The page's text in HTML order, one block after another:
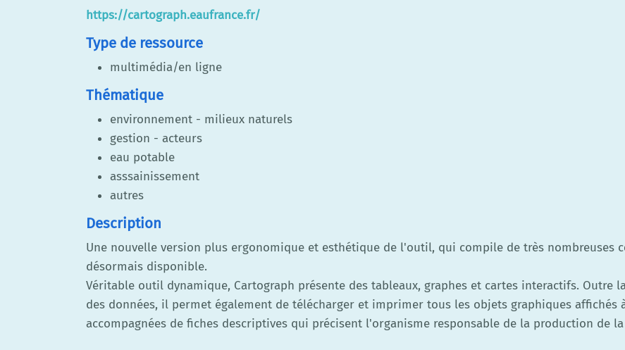
https://cartograph.eaufrance.fr/
Type de ressource
multimédia/en ligne
Thématique
environnement - milieux naturels
gestion - acteurs
eau potable
asssainissement
autres
Description
Une nouvelle version plus ergonomique et esthétique de l'outil, qui compile de très nombreuses
désormais disponible.
Véritable outil dynamique, Cartograph présente des tableaux, graphes et cartes interactifs. Outre
des données, il permet également de télécharger et imprimer tous les objets graphiques affichés
accompagnées de fiches descriptives qui précisent l'organisme responsable de la production de